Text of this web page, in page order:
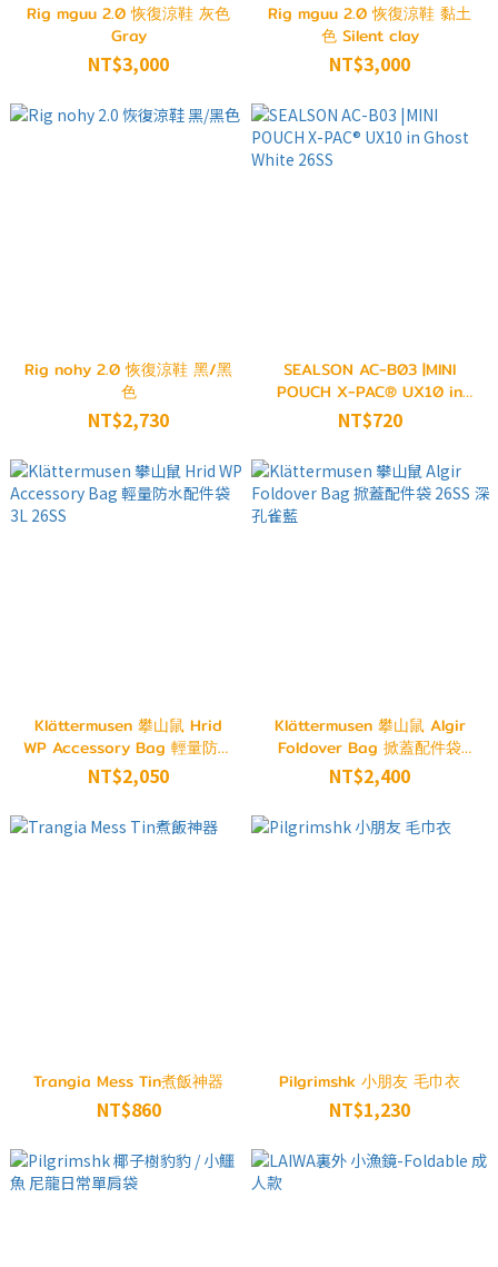
Rig mguu 2.0 恢復涼鞋 灰色
Gray
NT$3,000
Rig mguu 2.0 恢復涼鞋 黏土
色 Silent clay
NT$3,000
Rig nohy 2.0 恢復涼鞋 黑/黑
色
NT$2,730
SEALSON AC-B03 |MINI
POUCH X-PAC® UX10 in
Ghost White 26SS
NT$720
Klättermusen 攀山鼠 Hrid
WP Accessory Bag 輕量防水
配件袋 3L 26SS
NT$2,050
Klättermusen 攀山鼠 Algir
Foldover Bag 掀蓋配件袋
26SS 深孔雀藍
NT$2,400
Trangia Mess Tin煮飯神器
NT$860
Pilgrimshk 小朋友 毛巾衣
NT$1,230